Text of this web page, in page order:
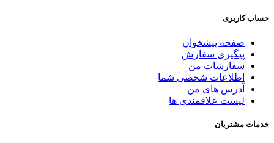
حساب کاربری
صفحه پیشخوان
پیگیری سفارش
سفارشات من
اطلاعات شخصی شما
آدرس های من
لیست علاقمندی ها
خدمات مشتریان